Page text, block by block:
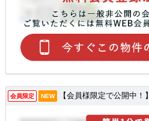
会員限定 NEW 【会員様限定で公開中！】